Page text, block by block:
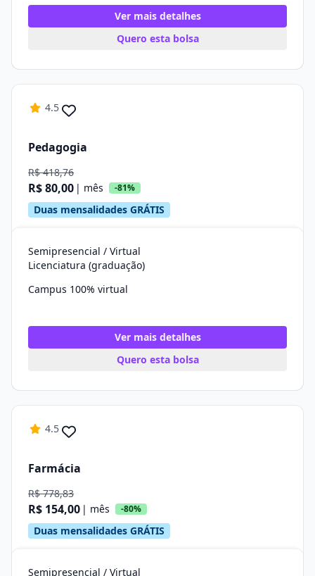
Ver mais detalhes
Quero esta bolsa
4.5
Pedagogia
R$ 418,76
R$ 80,00 | mês -81%
Duas mensalidades GRÁTIS
Semipresencial / Virtual
Licenciatura (graduação)
Campus 100% virtual
Ver mais detalhes
Quero esta bolsa
4.5
Farmácia
R$ 778,83
R$ 154,00 | mês -80%
Duas mensalidades GRÁTIS
Semipresencial / Virtual